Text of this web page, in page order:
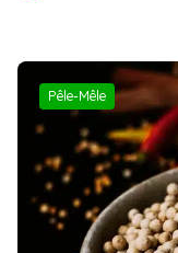
Pêle-Mêle